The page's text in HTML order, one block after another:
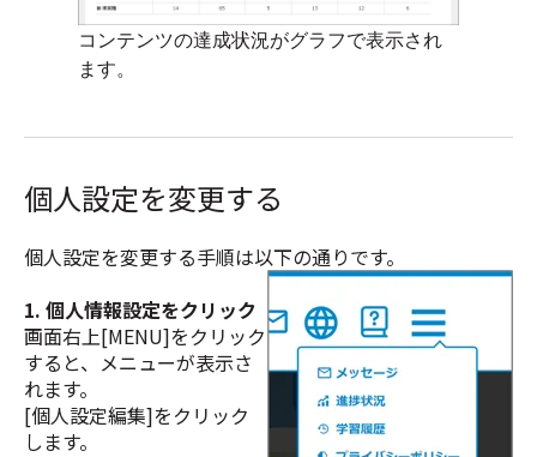
コンテンツの達成状況がグラフで表示され
ます。
個人設定を変更する
個人設定を変更する手順は以下の通りです。
1. 個人情報設定をクリック
画面右上[MENU]をクリック
すると、メニューが表示さ
れます。
[個人設定編集]をクリック
します。